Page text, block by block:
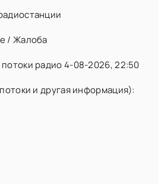
/ Жалоба
радио 4-08-2026, 22:50
и другая информация):